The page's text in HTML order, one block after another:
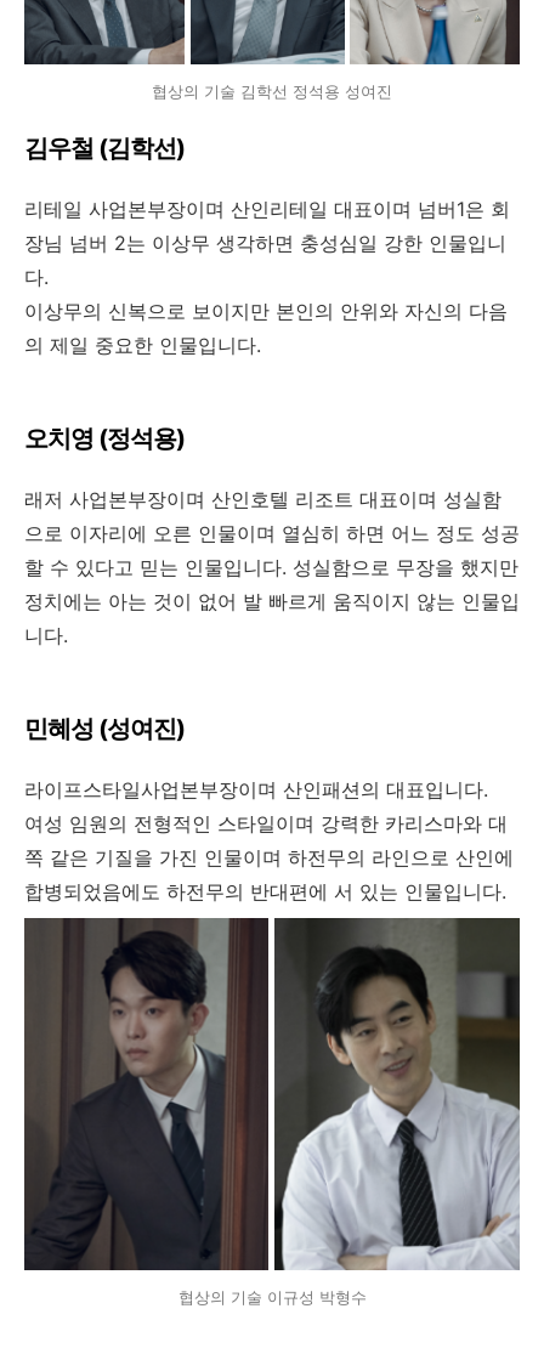
협상의 기술 김학선 정석용 성여진
김우철 (김학선)
리테일 사업본부장이며 산인리테일 대표이며 넘버1은 회
장님 넘버 2는 이상무 생각하면 충성심일 강한 인물입니
다.
이상무의 신복으로 보이지만 본인의 안위와 자신의 다음
의 제일 중요한 인물입니다.
오치영 (정석용)
래저 사업본부장이며 산인호텔 리조트 대표이며 성실함
으로 이자리에 오른 인물이며 열심히 하면 어느 정도 성공
할 수 있다고 믿는 인물입니다. 성실함으로 무장을 했지만
정치에는 아는 것이 없어 발 빠르게 움직이지 않는 인물입
니다.
민혜성 (성여진)
라이프스타일사업본부장이며 산인패션의 대표입니다.
여성 임원의 전형적인 스타일이며 강력한 카리스마와 대
쪽 같은 기질을 가진 인물이며 하전무의 라인으로 산인에
합병되었음에도 하전무의 반대편에 서 있는 인물입니다.
협상의 기술 이규성 박형수